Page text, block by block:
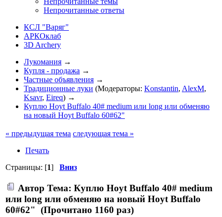
Непрочитанные ответы
КСЛ "Варяг"
АРКОклаб
3D Archery
Лукомания →
Купля - продажа →
Частные объявления →
Традиционные луки (Модераторы: Konstantin, AlexM,
Ksavr, Eireq) →
Куплю Hoyt Buffalo 40# medium или long или обменяю
на новый Hoyt Buffalo 60#62"
« предыдущая тема следующая тема »
Печать
Страницы: [1] Вниз
Автор Тема: Куплю Hoyt Buffalo 40# medium
или long или обменяю на новый Hoyt Buffalo
60#62" (Прочитано 1160 раз)